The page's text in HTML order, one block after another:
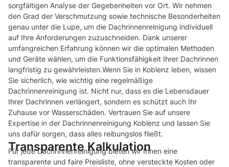
sorgfältigen Analyse der Gegebenheiten vor Ort. Wir nehmen
den Grad der Verschmutzung sowie technische Besonderheiten
genau unter die Lupe, um die Dachrinnenreinigung individuell
auf Ihre Anforderungen zuzuschneiden. Dank unserer
umfangreichen Erfahrung können wir die optimalen Methoden
und Geräte wählen, um die Funktionsfähigkeit Ihrer Dachrinnen
langfristig zu gewährleisten.Wenn Sie in Koblenz leben, wissen
Sie sicherlich, wie wichtig eine regelmäßige
Dachrinnenreinigung ist. Nicht nur, dass es die Lebensdauer
Ihrer Dachrinnen verlängert, sondern es schützt auch Ihr
Zuhause vor Wasserschäden. Vertrauen Sie auf unsere
Expertise in der Dachrinnenreinigung Koblenz und lassen Sie
uns dafür sorgen, dass alles reibungslos fließt.
Transparente Kalkulation
Für jede Dachrinnenreinigung bieten wir Ihnen eine
transparente und faire Preisliste, ohne versteckte Kosten oder